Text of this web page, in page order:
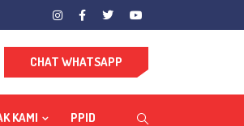
CHAT WHATSAPP
KAMI PPID